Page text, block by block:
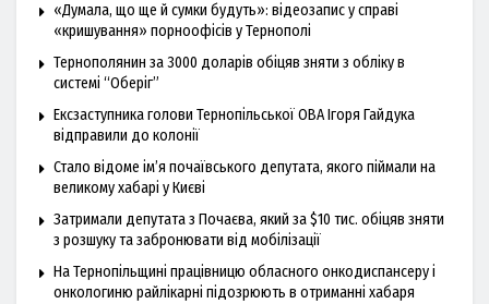
«Думала, що ще й сумки будуть»: відеозапис у справі
«кришування» порноофісів у Тернополі
Тернополянин за 3000 доларів обіцяв зняти з обліку в
системі “Оберіг”
Ексзаступника голови Тернопільської ОВА Ігоря Гайдука
відправили до колонії
Стало відоме ім’я почаївського депутата, якого піймали на
великому хабарі у Києві
Затримали депутата з Почаєва, який за $10 тис. обіцяв зняти
з розшуку та забронювати від мобілізації
На Тернопільщині працівницю обласного онкодиспансеру і
онкологиню райлікарні підозрюють в отриманні хабаря